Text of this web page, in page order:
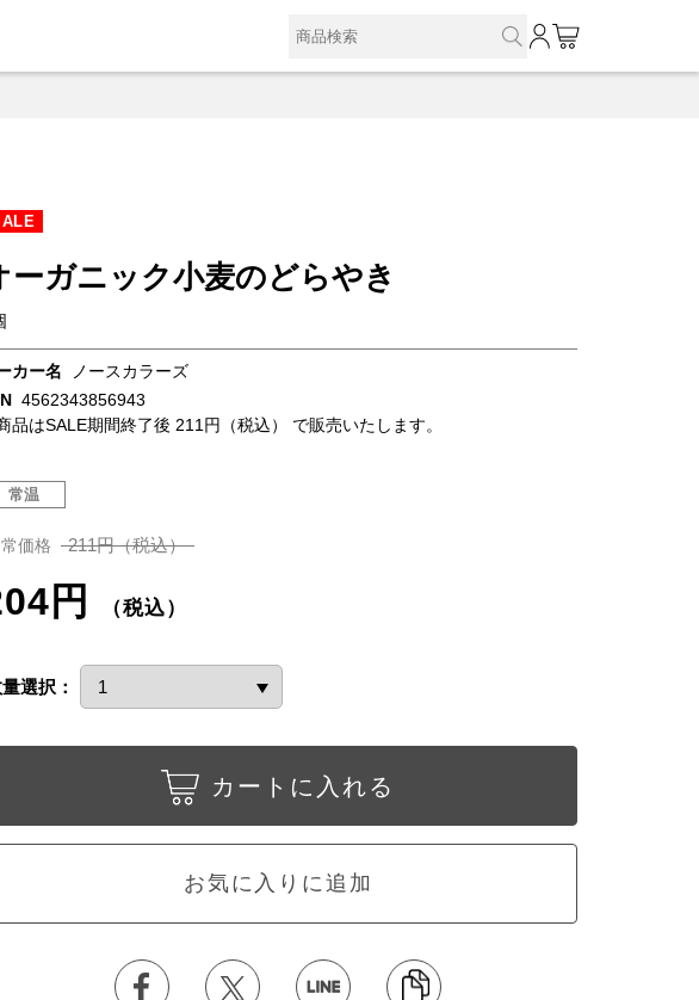
ーガニック小麦のどらやき
カー名
ノースカラーズ
4562343856943
品はSALE期間終了後 211円（税込） で販売いたします。
常温
価格 211円（税込）
円 （税込）
選択：
カートに入れる
お気に入りに追加